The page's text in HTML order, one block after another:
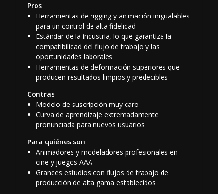
Pros
Herramientas de rigging y animación inigualables
para un control de alta fidelidad
Estándar de la industria, lo que garantiza la
compatibilidad del flujo de trabajo y las
oportunidades laborales
Herramientas de deformación superiores que
producen resultados limpios y predecibles
Contras
Modelo de suscripción muy caro
Curva de aprendizaje extremadamente
pronunciada para nuevos usuarios
Para quiénes son
Animadores y modeladores profesionales en
cine y juegos AAA
Grandes estudios con flujos de trabajo de
producción de alta gama establecidos